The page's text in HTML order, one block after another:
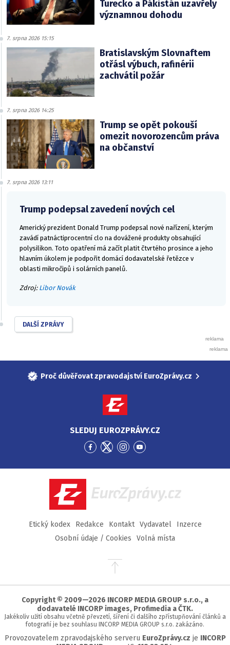
Turecko a Pákistán uzavřely
významnou dohodu
7. srpna 2026 15:15
Bratislavským Slovnaftem
otřásl výbuch, rafinérii
zachvátil požár
7. srpna 2026 14:25
Trump se opět pokouší
omezit novorozencům práva
na občanství
7. srpna 2026 13:11
Trump podepsal zavedení nových cel
Americký prezident Donald Trump podepsal nové nařízení, kterým
zavádí patnáctiprocentní clo na dovážené produkty obsahující
polysilikon. Toto opatření má začít platit čtvrtého prosince a jeho
hlavním úkolem je podpořit domácí dodavatelské řetězce v
oblasti mikročipů i solárních panelů.
Zdroj: Libor Novák
DALŠÍ ZPRÁVY
Proč důvěřovat zpravodajství EuroZprávy.cz
SLEDUJ EUROZPRÁVY.CZ
Přejít
Facebook
Přejít
Twitter
Přejít
Instagram
Přejít
YouTube
EuroZprávy.cz
Etický kodex Redakce Kontakt Vydavatel
Inzerce
Osobní údaje / Cookies
Volná místa
Přejít
stránky
Copyright © 2009—2026 INCORP MEDIA GROUP s.r.o., a
dodavatelé INCORP images, Profimedia a ČTK.
Jakékoliv užití obsahu včetně převzetí, šíření či dalšího zpřístupňování článků a
fotografií je bez souhlasu INCORP MEDIA GROUP s.r.o. zakázáno.
Provozovatelem zpravodajského serveru EuroZprávy.cz je INCORP